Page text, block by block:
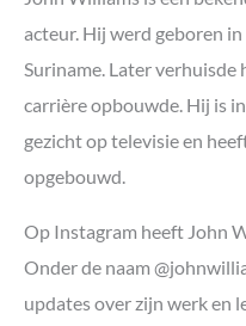
acteur. Hij werd geboren
Suriname. Later verhuisde
carrière opbouwde. Hij is
gezicht op televisie en
opgebouwd.
Op Instagram heeft John
Onder de naam
updates over zijn werk en